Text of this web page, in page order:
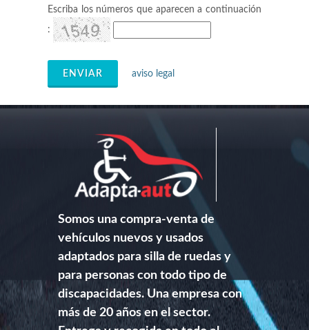
Escriba los números que aparecen a continuación
:
ENVIAR aviso legal
Somos una compra-venta de
vehículos nuevos y usados
adaptados para silla de ruedas y
para personas con todo tipo de
discapacidades. Una empresa con
más de 20 años en el sector.